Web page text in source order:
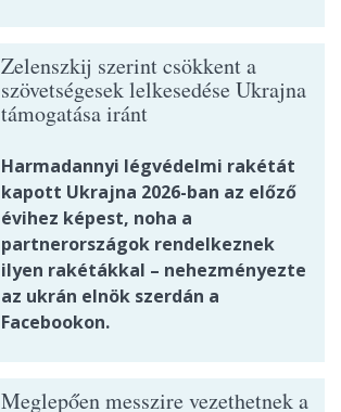
Zelenszkij szerint csökkent a
szövetségesek lelkesedése Ukrajna
támogatása iránt
Harmadannyi légvédelmi rakétát
kapott Ukrajna 2026-ban az előző
évihez képest, noha a
partnerországok rendelkeznek
ilyen rakétákkal – nehezményezte
az ukrán elnök szerdán a
Facebookon.
Meglepően messzire vezethetnek a